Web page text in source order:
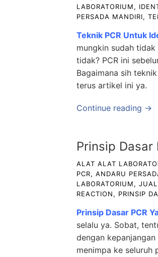
LABORATORIUM,
PERSADA MANDIRI,
Teknik PCR Untuk
mungkin sudah
tidak? PCR ini
Bagaimana sih
terus artikel ini ya.
Continue reading →
Prinsip Dasar
ALAT ALAT
PCR, ANDARU
LABORATORIUM,
REACTION, PRINSIP
Prinsip Dasar PCR
selalu ya. Sobat,
dengan
menimpa ke seluruh